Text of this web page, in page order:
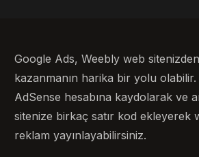
Google Ads, Weebly web
kazanmanın harika bir yolu
AdSense hesabına kaydolarak ve
sitenize birkaç satır kod ekleyerek
reklam yayınlayabilirsiniz.